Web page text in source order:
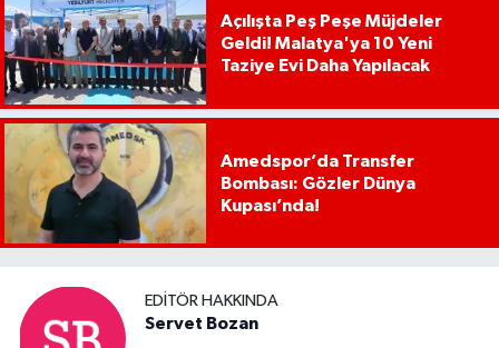
Açılışta Peş Peşe Müjdeler
Geldi! Malatya'ya 10 Yeni
Taziye Evi Daha Yapılacak
Amedspor’da Transfer
Bombası: Gözler Dünya
Kupası’nda!
EDITÖR HAKKINDA
Servet Bozan